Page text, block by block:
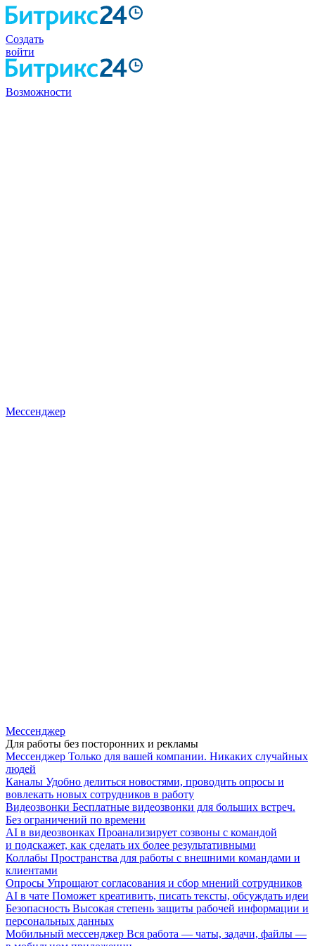
Создать
войти
Возможности
Мессенджер
Мессенджер
Для работы без посторонних и рекламы
Мессенджер Только для вашей компании. Никаких случайных
людей
Каналы Удобно делиться новостями, проводить опросы и
вовлекать новых сотрудников в работу
Видеозвонки Бесплатные видеозвонки для больших встреч.
Без ограничений по времени
AI в видеозвонках Проанализирует созвоны с командой
и подскажет, как сделать их более результативными
Коллабы Пространства для работы с внешними командами и
клиентами
Опросы Упрощают согласования и сбор мнений сотрудников
AI в чате Поможет креативить, писать тексты, обсуждать идеи
Безопасность Высокая степень защиты рабочей информации и
персональных данных
Мобильный мессенджер Вся работа — чаты, задачи, файлы —